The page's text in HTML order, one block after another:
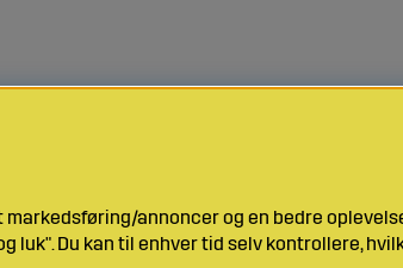
annoncer og en bedre
Du kan til enhver tid selv kontrollere,